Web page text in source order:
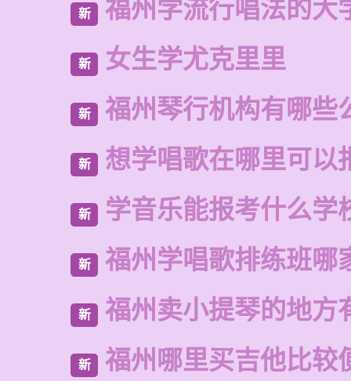
新 福州学流行唱法的大
新 女生学尤克里里
新 福州琴行机构有哪些
新 想学唱歌在哪里可以
新 学音乐能报考什么学
新 福州学唱歌排练班哪
新 福州卖小提琴的地方
新 福州哪里买吉他比较